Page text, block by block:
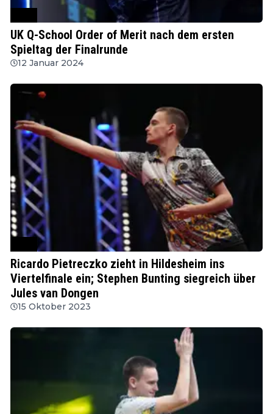
UK Q-School Order of Merit nach dem ersten
Spieltag der Finalrunde
12 Januar 2024
Ricardo Pietreczko zieht in Hildesheim ins
Viertelfinale ein; Stephen Bunting siegreich über
Jules van Dongen
15 Oktober 2023